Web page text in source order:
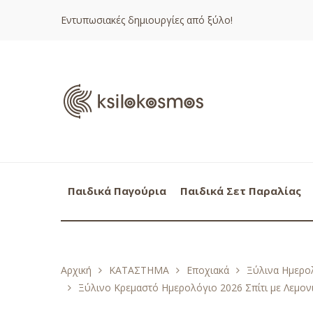
Εντυπωσιακές δημιουργίες από ξύλο!
Παιδικά Παγούρια Παιδικά Σετ Παραλίας
Αρχική ΚΑΤΑΣΤΗΜΑ Εποχιακά
Ξύλινα
Ξύλινο Κρεμαστό Ημερολόγιο 2026 Σπίτι με